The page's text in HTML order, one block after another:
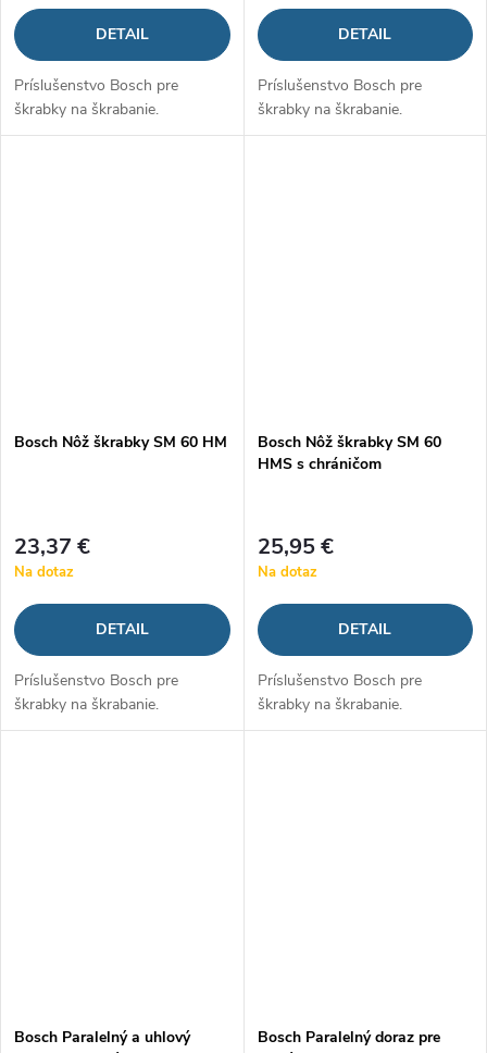
DETAIL
Príslušenstvo Bosch pre
škrabky na škrabanie.
DETAIL
Príslušenstvo Bosch pre
škrabky na škrabanie.
Bosch Nôž škrabky SM 60 HM
23,37 €
Na dotaz
DETAIL
Príslušenstvo Bosch pre
škrabky na škrabanie.
Bosch Nôž škrabky SM 60
HMS s chráničom
25,95 €
Na dotaz
DETAIL
Príslušenstvo Bosch pre
škrabky na škrabanie.
Bosch Paralelný a uhlový
Bosch Paralelný doraz pre